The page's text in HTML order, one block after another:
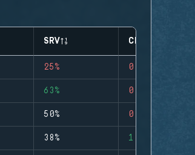
SRV CLUTCHES
25% 0
63% 0
50% 0
38% 1